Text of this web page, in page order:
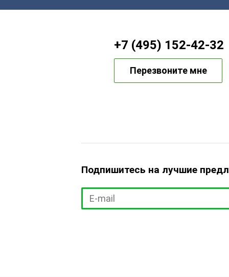
+7 (495) 152-42-32
Перезвоните мне
Подпишитесь на лучшие